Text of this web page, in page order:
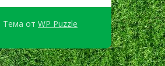
Тема от WP Puzzle